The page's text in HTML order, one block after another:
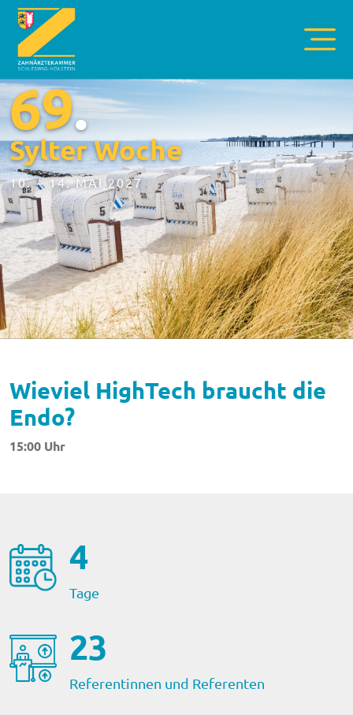
69.
Sylter Woche
10. – 14. MAI 2027
Wieviel HighTech braucht die
Endo?
15:00 Uhr
4
Tage
23
Referentinnen und Referenten